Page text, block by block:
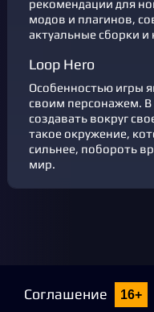
рекомендации для
модов и плагинов,
актуальные сборки
Loop Hero
Особенностью игры
своим персонажем. В
создавать вокруг
такое окружение,
сильнее, побороть
мир.
Соглашение 16+